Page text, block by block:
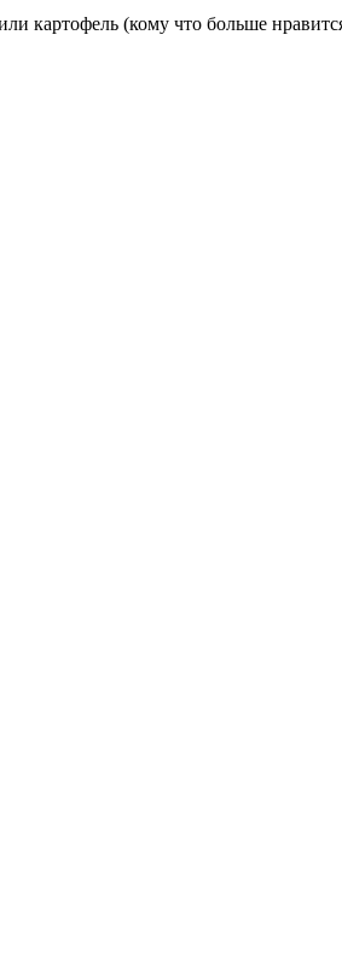
(кому что больше